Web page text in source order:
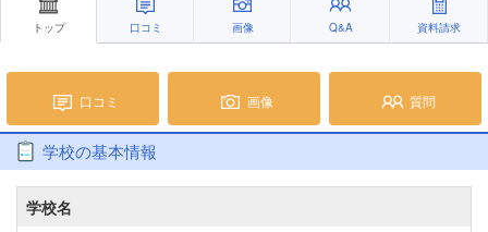
トップ 口コミ 画像 Q&A 資料請求
口コミ 画像 質問
学校の基本情報
学校名